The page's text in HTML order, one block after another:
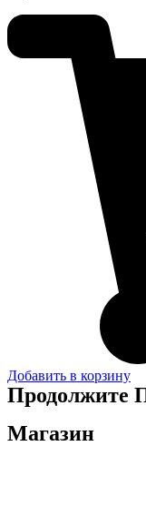
Добавить в корзину
Продолжите
Магазин